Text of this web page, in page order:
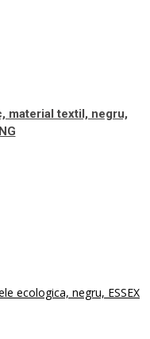
material textil, negru,